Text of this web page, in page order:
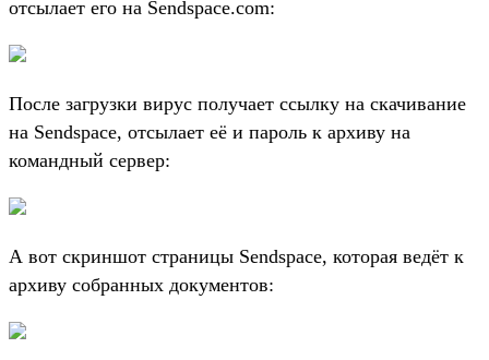
отсылает его на Sendspace.com:
После загрузки вирус получает ссылку на скачивание
на Sendspace, отсылает её и пароль к архиву на
командный сервер:
А вот скриншот страницы Sendspace, которая ведёт к
архиву собранных документов: